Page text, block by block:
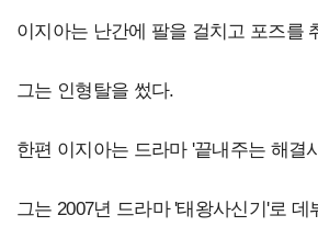
이지아는 난간에 팔을 걸치고 포즈를
그는 인형탈을 썼다.
한편 이지아는 드라마 '끝내주는 해결
그는 2007년 드라마 '태왕사신기'로 데